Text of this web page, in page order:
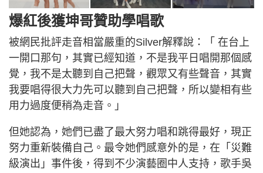
爆紅後獲坤哥贊助學唱歌
被網民批評走音相當嚴重的Silver解釋說：「 在台上
一開口那句，其實已經知道，不是我平日唱開那個感
覺，我不是太聽到自己把聲，觀眾又有些聲音，其實
我要唱得很大力先可以聽到自己把聲，所以變相有些
用力過度便稍為走音。」
但她認為，她們已盡了最大努力唱和跳得最好，現正
努力重新裝備自己。最令她們感意外的是，在「災難
級演出」事件後，得到不少演藝圈中人支持，歌手吳